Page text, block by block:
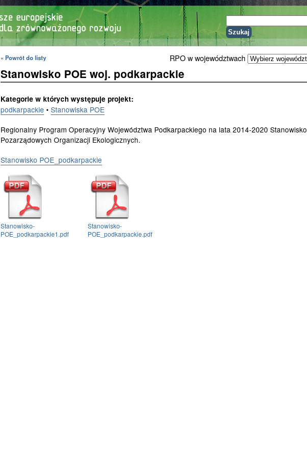
RPO w województwach
« Powrót do listy
Stanowisko POE woj. podkarpackie
Kategorie w których występuje projekt:
podkarpackie • Stanowiska POE
Regionalny Program Operacyjny Województwa Podkarpackiego na lata 2014-2020 Stanowisko
Pozarządowych Organizacji Ekologicznych.
Stanowisko POE_podkarpackie
Stanowisko-
POE_podkarpackie1.pdf
Stanowisko-
POE_podkarpackie.pdf